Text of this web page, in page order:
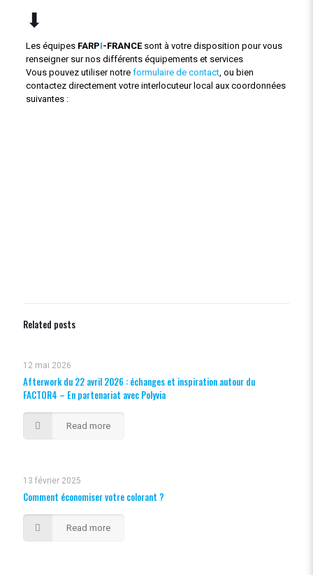
⬇
Les équipes FARPI-FRANCEsont à votre disposition pour vous
renseigner sur nos différents équipements et services
Vous pouvez utiliser notre formulaire de contact, ou bien
contactez directement votre interlocuteur local aux coordonnées
suivantes :
Related posts
12 mai 2026
Afterwork du 22 avril 2026 : échanges et inspiration autour du
FACTOR4 – En partenariat avec Polyvia
Read more
13 février 2025
Comment économiser votre colorant ?
Read more